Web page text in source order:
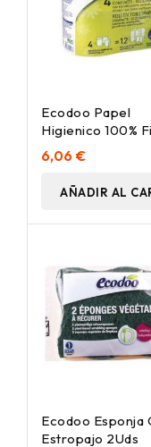
Ecodoo Papel
Higienico 100%
Reciclada 4Uds
6,06 €
AÑADIR AL
Ecodoo Esponja
Estropajo 2Uds